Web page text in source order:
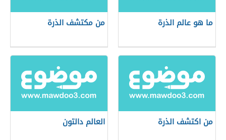
ما هو عالم الذرة من مكتشف الذرة
من اكتشف الذرة العالم دالتون